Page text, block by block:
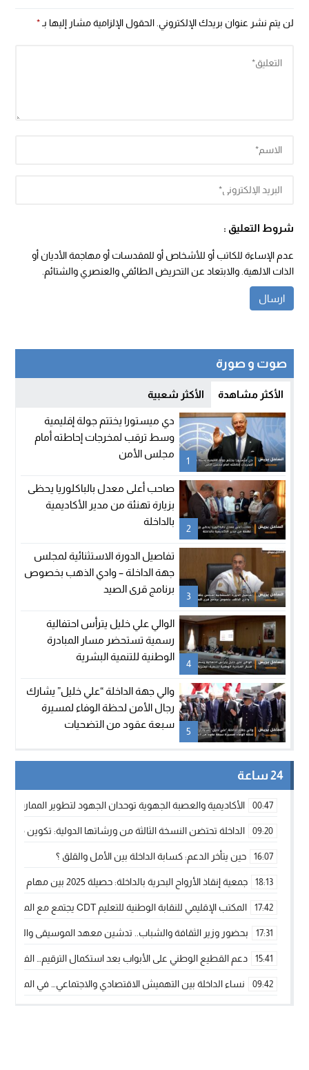
لن يتم نشر عنوان بريدك الإلكتروني. الحقول الإلزامية مشار إليها بـ*
شروط التعليق :
عدم الإساءة للكاتب أو للأشخاص أو للمقدسات أو مهاجمة الأديان أو
الذات الالهية. والابتعاد عن التحريض الطائفي والعنصري والشتائم.
صوت و صورة
الأكثر مشاهدة الأكثر شعبية
1
دي ميستورا يختتم جولة إقليمية
وسط ترقب لمخرجات إحاطته أمام
مجلس الأمن
2
صاحب أعلى معدل بالباكلوريا يحظى
بزيارة تهنئة من مدير الأكاديمية
بالداخلة
3
تفاصيل الدورة الاستثنائية لمجلس
جهة الداخلة – وادي الذهب بخصوص
برنامج قرى الصيد
4
الوالي علي خليل يترأس احتفالية
رسمية تستحضر مسار المبادرة
الوطنية للتنمية البشرية
5
والي جهة الداخلة “علي خليل” يشارك
رجال الأمن لحظة الوفاء لمسيرة
سبعة عقود من التضحيات
24 ساعة
00:47 الأكاديمية والعصبة الجهوية توحدان الجهود لتطوير الممارسة
09:20 الداخلة تحتضن النسخة الثالثة من ورشاتها الدولية: تكوين
16:07 حين يتأخر الدعم: كسابة الداخلة بين الأمل والقلق ؟
18:13 جمعية إنقاذ الأرواح البحرية بالداخلة: حصيلة 2025 بين مهام الإنقاذ ومشروع “دار البحار”
17:42 المكتب الإقليمي للنقابة الوطنية للتعليم CDT يجتمع مع المدير الإقليمي لمناقشة ملفات جوهرية لنساء ورجال التعليم
17:31 بحضور وزير الثقافة والشباب.. تدشين معهد الموسيقى والفنون
15:41 دعم القطيع الوطني على الأبواب بعد استكمال الترقيم…
09:42 نساء الداخلة بين التهميش الاقتصادي والاجتماعي… في المؤسسات